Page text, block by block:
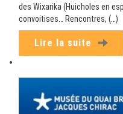
des Wixarika (Huicholes en
convoitises… Rencontres, (…)
Lire la suite